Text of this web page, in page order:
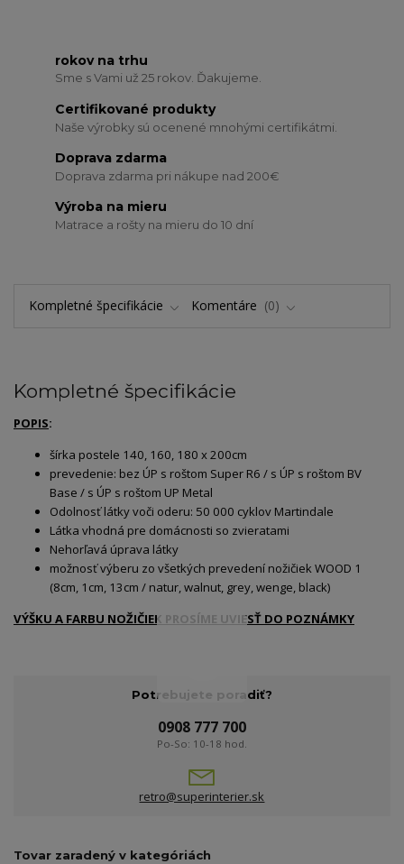
rokov na trhu
Sme s Vami už 25 rokov. Ďakujeme.
Certifikované produkty
Naše výrobky sú ocenené mnohými certifikátmi.
Doprava zdarma
Doprava zdarma pri nákupe nad 200€
Výroba na mieru
Matrace a rošty na mieru do 10 dní
Kompletné špecifikácie Komentáre 0
Kompletné špecifikácie
POPIS:
šírka postele 140, 160, 180 x 200cm
prevedenie: bez ÚP s roštom Super R6 / s ÚP s roštom BV
Base / s ÚP s roštom UP Metal
Odolnosť látky voči oderu: 50 000 cyklov Martindale
Látka vhodná pre domácnosti so zvieratami
Nehorľavá úprava látky
možnosť výberu zo všetkých prevedení nožičiek WOOD 1
(8cm, 1cm, 13cm / natur, walnut, grey, wenge, black)
VÝŠKU A FARBU NOŽIČIEK PROSÍME UVIESŤ DO POZNÁMKY
Potrebujete poradiť?
0908 777 700
Po-So: 10-18 hod.
retro@superinterier.sk
Tovar zaradený v kategóriách